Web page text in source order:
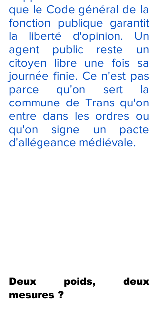
que le Code général de la
fonction publique garantit
la liberté d'opinion. Un
agent public reste un
citoyen libre une fois sa
journée finie. Ce n'est pas
parce qu'on sert la
commune de Trans qu'on
entre dans les ordres ou
qu'on signe un pacte
d'allégeance médiévale.
Deux poids, deux
mesures ?